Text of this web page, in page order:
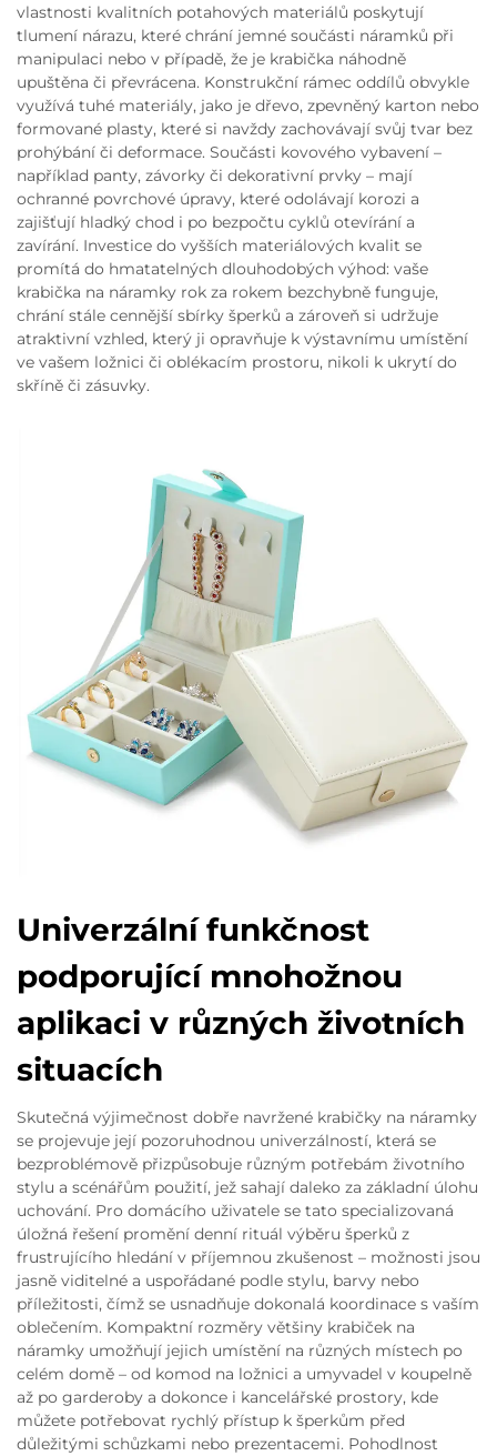
vlastnosti kvalitních potahových materiálů poskytují
tlumení nárazu, které chrání jemné součásti náramků při
manipulaci nebo v případě, že je krabička náhodně
upuštěna či převrácena. Konstrukční rámec oddílů obvykle
využívá tuhé materiály, jako je dřevo, zpevněný karton nebo
formované plasty, které si navždy zachovávají svůj tvar bez
prohýbání či deformace. Součásti kovového vybavení –
například panty, závorky či dekorativní prvky – mají
ochranné povrchové úpravy, které odolávají korozi a
zajišťují hladký chod i po bezpočtu cyklů otevírání a
zavírání. Investice do vyšších materiálových kvalit se
promítá do hmatatelných dlouhodobých výhod: vaše
krabička na náramky rok za rokem bezchybně funguje,
chrání stále cennější sbírky šperků a zároveň si udržuje
atraktivní vzhled, který ji opravňuje k výstavnímu umístění
ve vašem ložnici či oblékacím prostoru, nikoli k ukrytí do
skříně či zásuvky.
Univerzální funkčnost
podporující mnohožnou
aplikaci v různých životních
situacích
Skutečná výjimečnost dobře navržené krabičky na náramky
se projevuje její pozoruhodnou univerzálností, která se
bezproblémově přizpůsobuje různým potřebám životního
stylu a scénářům použití, jež sahají daleko za základní úlohu
uchování. Pro domácího uživatele se tato specializovaná
úložná řešení promění denní rituál výběru šperků z
frustrujícího hledání v příjemnou zkušenost – možnosti jsou
jasně viditelné a uspořádané podle stylu, barvy nebo
příležitosti, čímž se usnadňuje dokonalá koordinace s vaším
oblečením. Kompaktní rozměry většiny krabiček na
náramky umožňují jejich umístění na různých místech po
celém domě – od komod na ložnici a umyvadel v koupelně
až po garderoby a dokonce i kancelářské prostory, kde
můžete potřebovat rychlý přístup k šperkům před
důležitými schůzkami nebo prezentacemi. Pohodlnost